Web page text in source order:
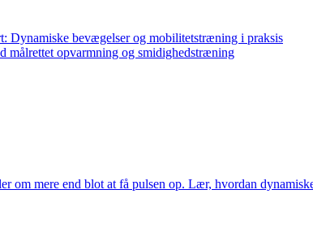
Dynamiske bevægelser og mobilitetstræning i praksis
målrettet opvarmning og smidighedstræning
om mere end blot at få pulsen op. Lær, hvordan